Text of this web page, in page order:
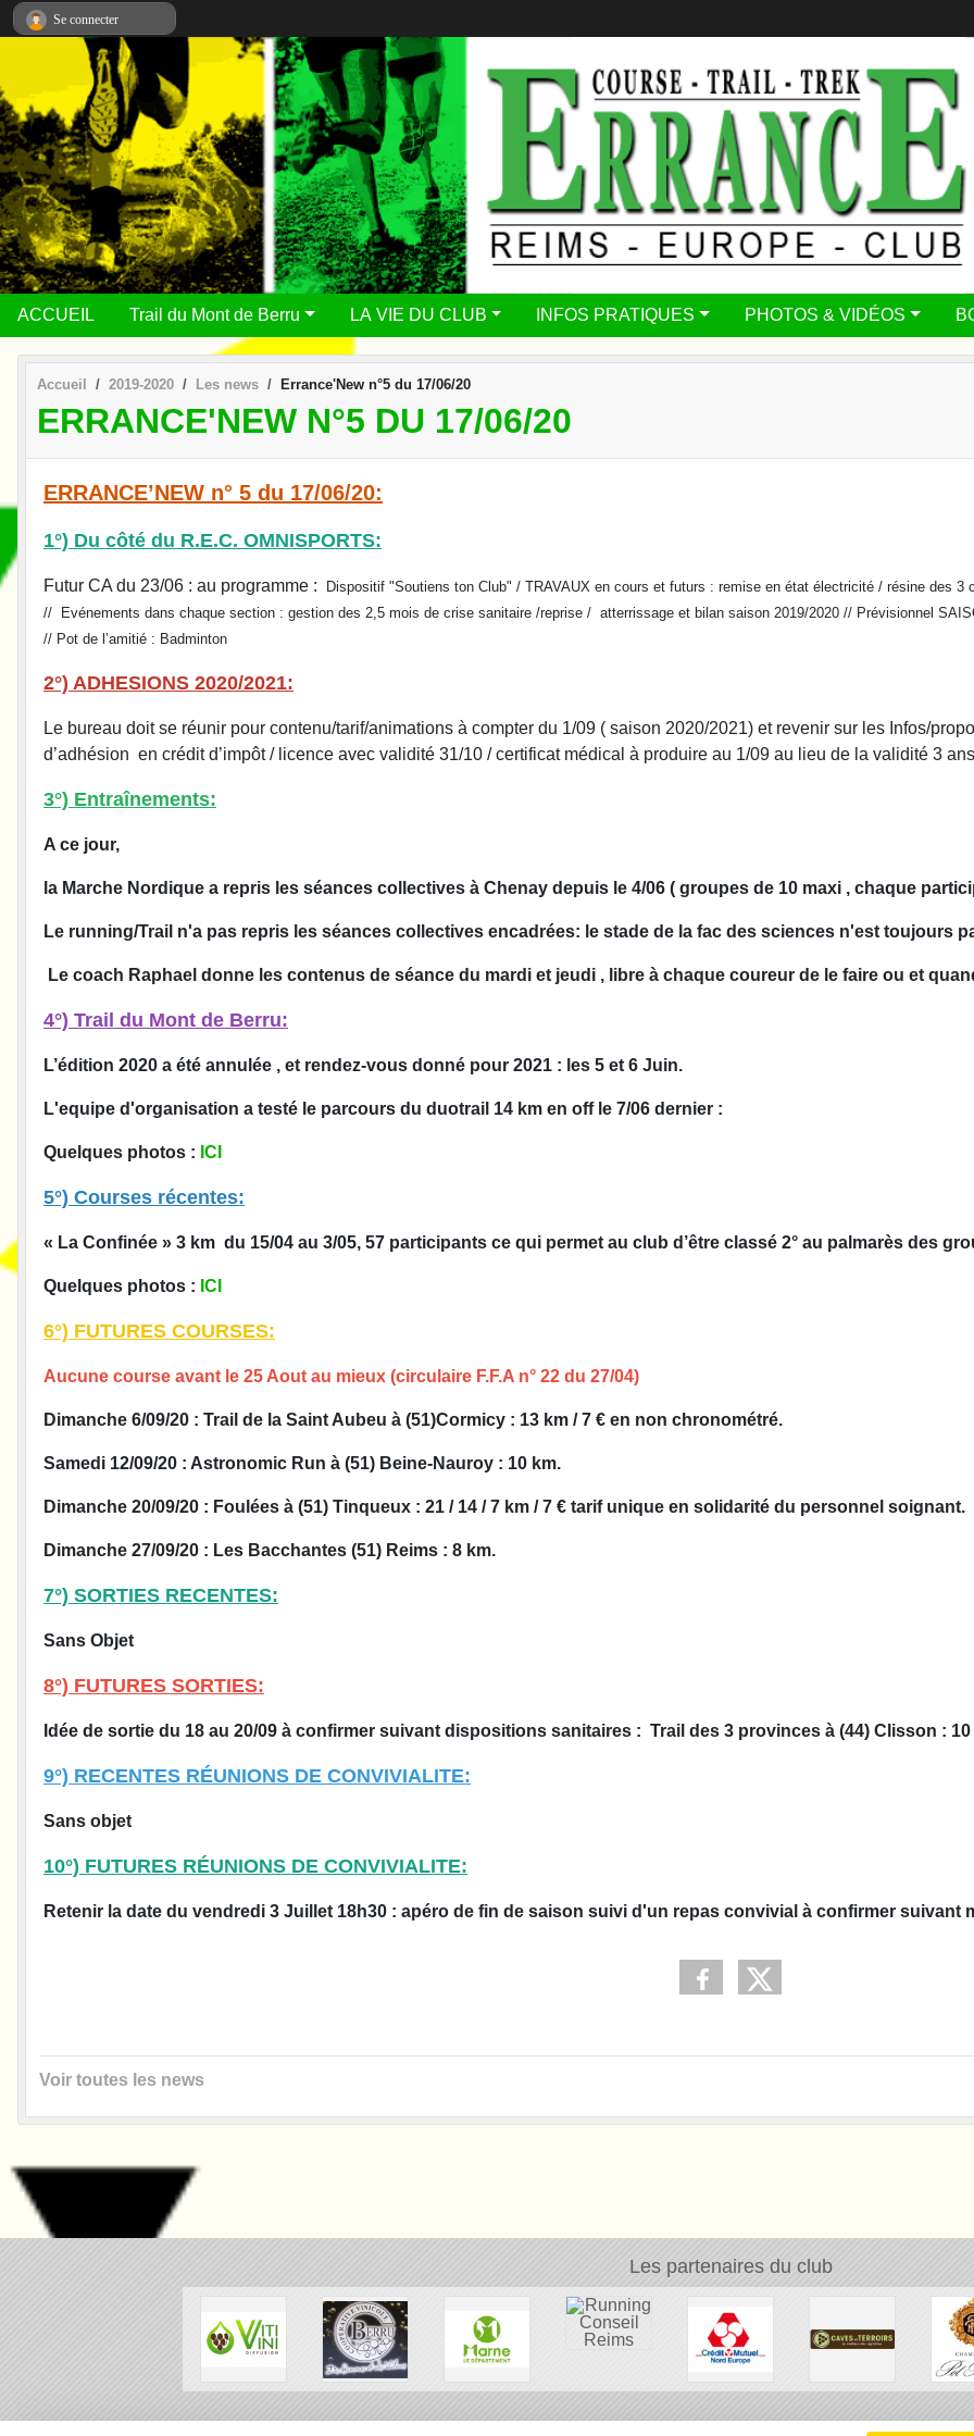
ACCUEIL Trail du Mont de Berru LA VIE DU CLUB INFOS PRATIQUES PHOTOS & VIDÉOS
Accueil 2019-2020 Les news Errance'New n°5 du 17/06/20
ERRANCE'NEW N°5 DU 17/06/20
ERRANCE’NEW n° 5 du 17/06/20:
1°) Du côté du R.E.C. OMNISPORTS:
Futur CA du 23/06 : au programme :
Dispositif "Soutiens ton Club" / TRAVAUX en cours et futurs : remise en état électricité / résine des 3
//
Evénements dans chaque section : gestion des 2,5 mois de crise sanitaire /reprise / atterrissage et bilan saison 2019/2020 // Prévisionnel
// Pot de l’amitié : Badminton
2°) ADHESIONS 2020/2021:
Le bureau doit se réunir pour contenu/tarif/animations à compter du 1/09 ( saison 2020/2021) et revenir sur les Infos/
d’adhésion en crédit d’impôt / licence avec validité 31/10 / certificat médical à produire au 1/09 au lieu de la validité 3
3°) Entraînements:
A ce jour,
la Marche Nordique a repris les séances collectives à Chenay depuis le 4/06 ( groupes de 10 maxi , chaque
Le running/Trail n'a pas repris les séances collectives encadrées: le stade de la fac des sciences n'est toujours
Le coach Raphael donne les contenus de séance du mardi et jeudi , libre à chaque coureur de le faire ou et
4°) Trail du Mont de Berru:
L’édition 2020 a été annulée , et rendez-vous donné pour 2021 : les 5 et 6 Juin.
L'equipe d'organisation a testé le parcours du duotrail 14 km en off le 7/06 dernier :
Quelques photos : ICI
5°) Courses récentes:
« La Confinée » 3 km du 15/04 au 3/05, 57 participants ce qui permet au club d’être classé 2° au palmarès des
Quelques photos : ICI
6°) FUTURES COURSES:
Aucune course avant le 25 Aout au mieux (circulaire F.F.A n° 22 du 27/04)
Dimanche 6/09/20 : Trail de la Saint Aubeu à (51)Cormicy : 13 km / 7 € en non chronométré.
Samedi 12/09/20 : Astronomic Run à (51) Beine-Nauroy : 10 km.
Dimanche 20/09/20 : Foulées à (51) Tinqueux : 21 / 14 / 7 km / 7 € tarif unique en solidarité du personnel soignant.
Dimanche 27/09/20 : Les Bacchantes (51) Reims : 8 km.
7°) SORTIES RECENTES:
Sans Objet
8°) FUTURES SORTIES:
Idée de sortie du 18 au 20/09 à confirmer suivant dispositions sanitaires : Trail des 3 provinces à (44) Clisson : 10
9°) RECENTES RÉUNIONS DE CONVIVIALITE:
Sans objet
10°) FUTURES RÉUNIONS DE CONVIVIALITE:
Retenir la date du vendredi 3 Juillet 18h30 : apéro de fin de saison suivi d'un repas convivial à confirmer
Voir toutes les news
Les partenaires du club
Se connecter
Panneau de gestion des cookies